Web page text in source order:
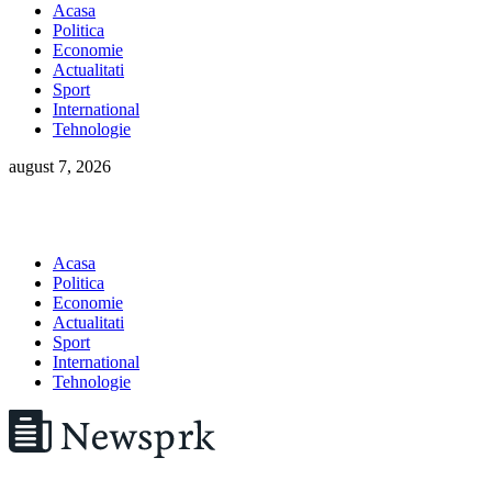
Acasa
Politica
Economie
Actualitati
Sport
International
Tehnologie
august 7, 2026
Acasa
Politica
Economie
Actualitati
Sport
International
Tehnologie